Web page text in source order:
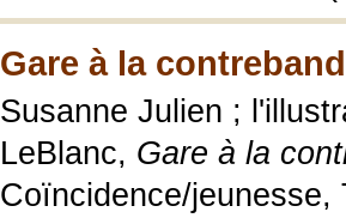
Gare à la
Susanne Julien ;
LeBlanc, Gare à la
Coïncidence/jeunesse,